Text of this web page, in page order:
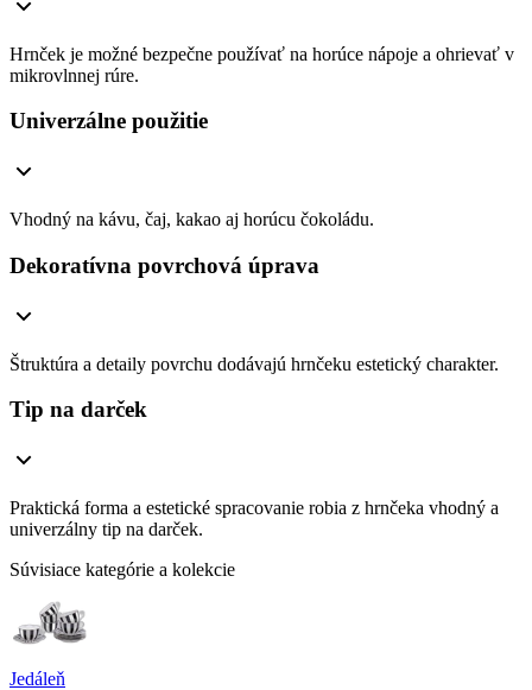
Hrnček je možné bezpečne používať na horúce nápoje a ohrievať v
mikrovlnnej rúre.
Univerzálne použitie
Vhodný na kávu, čaj, kakao aj horúcu čokoládu.
Dekoratívna povrchová úprava
Štruktúra a detaily povrchu dodávajú hrnčeku estetický charakter.
Tip na darček
Praktická forma a estetické spracovanie robia z hrnčeka vhodný a
univerzálny tip na darček.
Súvisiace kategórie a kolekcie
Jedáleň